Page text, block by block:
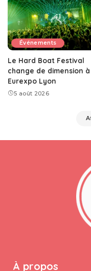
Événements
Le Hard Boat Festival
change de dimension à
Eurexpo Lyon
5 août 2026
À propos